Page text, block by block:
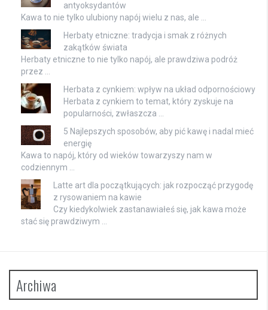
antyoksydantów
Kawa to nie tylko ulubiony napój wielu z nas, ale …
Herbaty etniczne: tradycja i smak z różnych
zakątków świata
Herbaty etniczne to nie tylko napój, ale prawdziwa podróż
przez …
Herbata z cynkiem: wpływ na układ odpornościowy
Herbata z cynkiem to temat, który zyskuje na
popularności, zwłaszcza …
5 Najlepszych sposobów, aby pić kawę i nadal mieć
energię
Kawa to napój, który od wieków towarzyszy nam w
codziennym …
Latte art dla początkujących: jak rozpocząć przygodę
z rysowaniem na kawie
Czy kiedykolwiek zastanawiałeś się, jak kawa może
stać się prawdziwym …
Archiwa